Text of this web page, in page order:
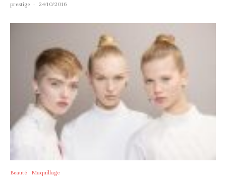
prestige · 24/10/2016
Beauté Maquillage